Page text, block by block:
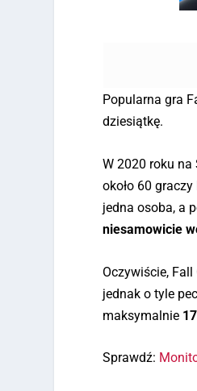
Popularna gra
dziesiątkę.
W 2020 roku
około 60
jedna osoba, a
niesamowicie
Oczywiście,
jednak o tyle
maksymalnie
Sprawdź: